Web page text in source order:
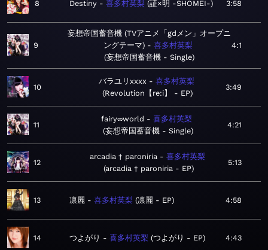
8 Destiny 喜多村英梨 証×明 -SHOMEI- 3:58
9
妄想帝国蓄音機 (TVアニメ「gdメン」オープニ
ングテーマ)
喜多村英梨
妄想帝国蓄音機 - Single
4:1
10
バラユリxxxx
喜多村英梨
Revolution【re:i】 - EP
3:49
11
fairy∞world
喜多村英梨
妄想帝国蓄音機 - Single
4:21
12
arcadia † paroniria
喜多村英梨
arcadia † paroniria - EP
5:13
13 凛麗 喜多村英梨 凛麗 - EP 4:58
14 つよがり 喜多村英梨 つよがり - EP 4:43